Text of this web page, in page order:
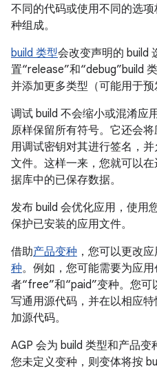
不同的代码或使用不同的选
种组成。
build 类型会改变声明的 build
置“release”和“debug”build
并添加更多类型（可能用于预
调试 build 不会缩小或混淆应
原样保留所有符号。它还会
用调试密钥对其进行签名，
文件。这样一来，您就可以
据库中的已保存数据。
发布 build 会优化应用，使用
保护已安装的应用文件。
借助产品变种 ，您可以更改
种。例如，您可能需要为应
者“free”和“paid”变种。您可
写通用源代码，并在以相应
加源代码。
AGP 会为 build 类型和产品
您未定义变种，则变体将按